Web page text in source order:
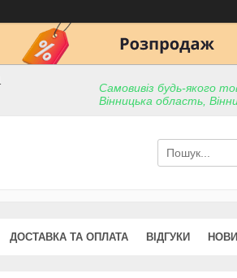
Самовивіз будь-якого
Вінницька область,
ДОСТАВКА ТА ОПЛАТА ВІДГУКИ